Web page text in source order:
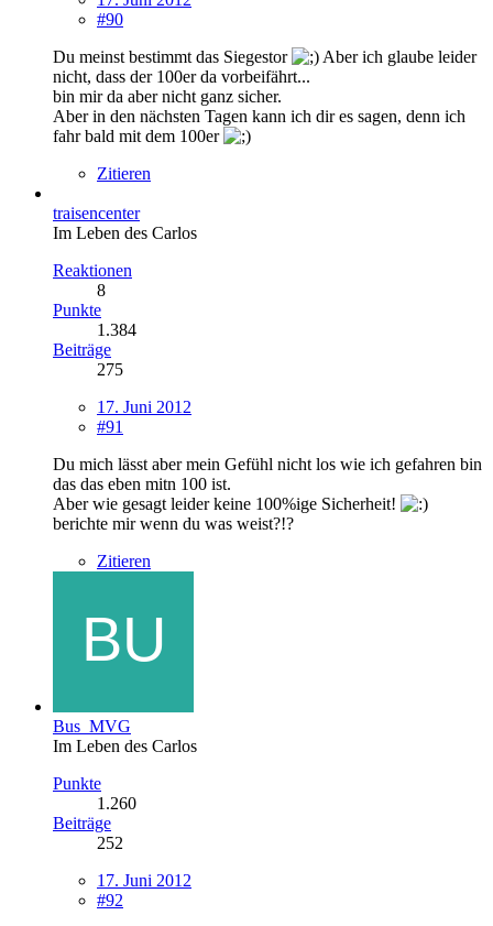
#90
Du meinst bestimmt das Siegestor
Aber ich glaube leider
nicht, dass der 100er da vorbeifährt...
bin mir da aber nicht ganz sicher.
Aber in den nächsten Tagen kann ich dir es sagen, denn ich
fahr bald mit dem 100er
Zitieren
traisencenter
Im Leben des Carlos
Reaktionen
8
Punkte
1.384
Beiträge
275
17. Juni 2012
#91
Du mich lässt aber mein Gefühl nicht los wie ich gefahren bin
das das eben mitn 100 ist.
Aber wie gesagt leider keine 100%ige Sicherheit!
berichte mir wenn du was weist?!?
Zitieren
Bus_MVG
Im Leben des Carlos
Punkte
1.260
Beiträge
252
17. Juni 2012
#92